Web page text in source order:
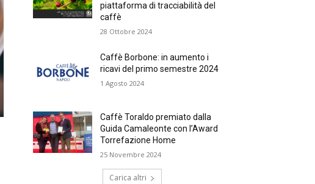
piattaforma di tracciabilità del
caffè
28 Ottobre 2024
Caffè Borbone: in aumento i
ricavi del primo semestre 2024
1 Agosto 2024
Caffè Toraldo premiato dalla
Guida Camaleonte con l’Award
Torrefazione Home
25 Novembre 2024
Carica altri